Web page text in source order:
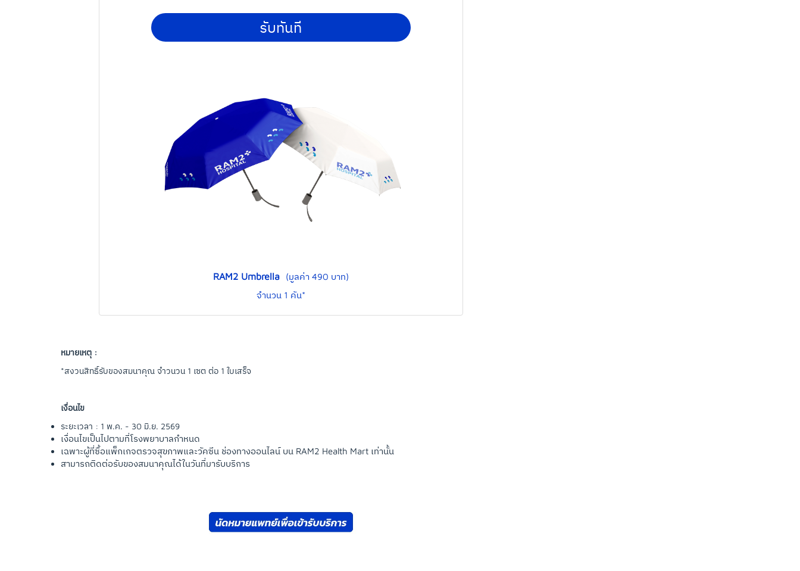
รับทันที
RAM2 Umbrella (มูลค่า 490 บาท)
จำนวน 1 คัน*
หมายเหตุ :
*สงวนสิทธิ์รับของสมนาคุณ จำวนวน 1 เซต ต่อ 1 ใบเสร็จ
เงื่อนไข
ระยะเวลา : 1 พ.ค. - 30 มิ.ย. 2569
เงื่อนไขเป็นไปตามที่โรงพยาบาลกำหนด
เฉพาะผู้ที่ซื้อแพ็กเกจตรวจสุขภาพและวัคซีน ช่องทางออนไลน์ บน RAM2 Health Mart เท่านั้น
สามารถติดต่อรับของสมนาคุณได้ในวันที่มารับบริการ